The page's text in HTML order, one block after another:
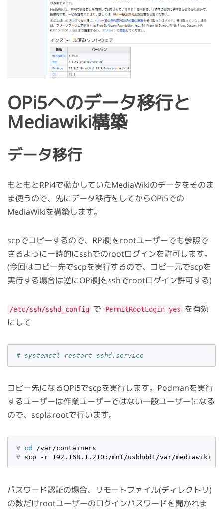
OPi5へのデータ移行と
Mediawiki構築
データ移行
もともとRPi4で動かしていたMediaWikiのデータをそのま
ま使うので、先にデータ移行をしてからOPi5での
MediaWikiを構築します。
scpでコピーするので、RPi側をrootユーザーでも参照で
きるように一時的にsshでのrootログインを許可します。
(今回はコピー先でscpを実行するので、コピー元でscpを
実行する場合は逆にOPi側をsshでrootログイン許可する)
/etc/ssh/sshd_config で PermitRootLogin yes
を有効
にして
# systemctl restart sshd.service
コピー先になるOPi5でscpを実行します。Podmanを実行
するユーザーは作業ユーザーではない一般ユーザーになる
ので、scpはrootで行います。
# cd /var/containers
# scp -r 192.168.1.210:/mnt/usbhdd1/var/mediawiki-
パスワード認証の場合、リモートファイル(ディレクトリ)
の数だけrootユーザーのログインパスワードを聞かれま